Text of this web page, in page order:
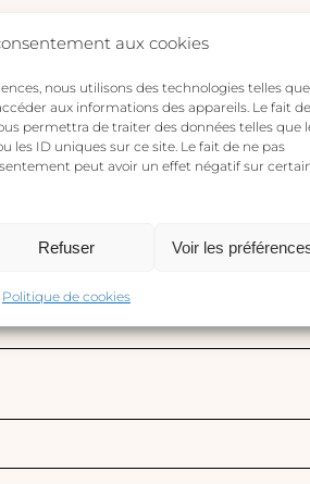
aux cookies
nous utilisons des technologies telles que
aux informations des appareils. Le fait de
permettra de traiter des données telles que
les ID uniques sur ce site. Le fait de ne pas
peut avoir un effet négatif sur
Refuser Voir les
Politique de cookies
– collier or”
obligatoires sont indiqués avec*